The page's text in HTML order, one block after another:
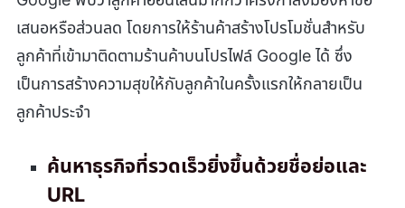
เสนอหรือส่วนลด โดยการให้ร้านค้าสร้างโปรโมชั่นสำหรับ
ลูกค้าที่เข้ามาติดตามร้านค้าบนโปรไฟล์ Google ได้ ซึ่ง
เป็นการสร้างความสุขให้กับลูกค้าในครั้งแรกให้กลายเป็น
ลูกค้าประจำ
ค้นหาธุรกิจที่รวดเร็วยิ่งขึ้นด้วยชื่อย่อและ
URL